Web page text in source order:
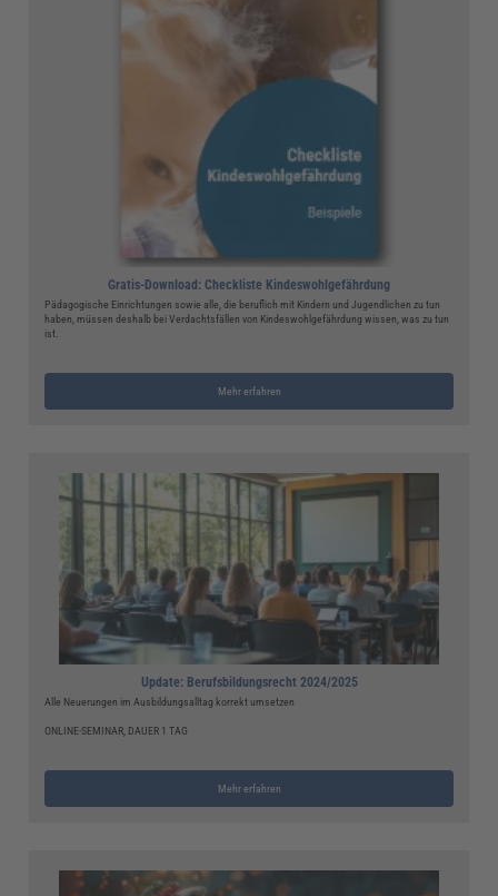
Gratis-Download: Checkliste Kindeswohlgefährdung
Pädagogische Einrichtungen sowie alle, die beruflich mit Kindern und Jugendlichen zu tun
haben, müssen deshalb bei Verdachtsfällen von Kindeswohlgefährdung wissen, was zu tun
ist.
Mehr erfahren
Update: Berufsbildungsrecht 2024/2025
Alle Neuerungen im Ausbildungsalltag korrekt umsetzen
ONLINE-SEMINAR, DAUER 1 TAG
Mehr erfahren